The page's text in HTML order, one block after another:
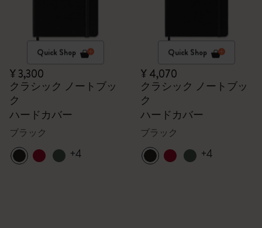
Quick Shop
¥ 3,300
クラシック ノートブッ
ク
ハードカバー
ブラック
+4
Quick Shop
¥ 4,070
クラシック ノートブッ
ク
ハードカバー
ブラック
+4